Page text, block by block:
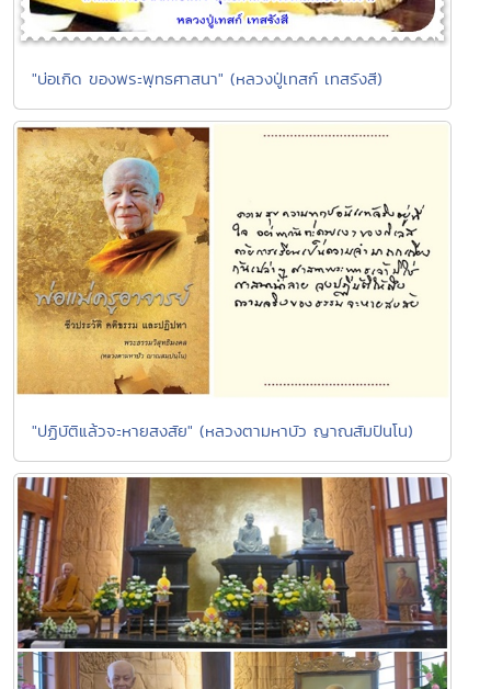
"บ่อเกิด ของพระพุทธศาสนา" (หลวงปู่เทสก์ เทสรังสี)
"ปฏิบัติแล้วจะหายสงสัย" (หลวงตามหาบัว ญาณสัมปันโน)